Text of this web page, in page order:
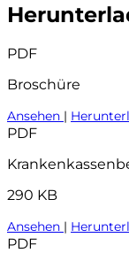
PDF
Broschüre
Ansehen |
PDF
290 KB
Ansehen |
PDF